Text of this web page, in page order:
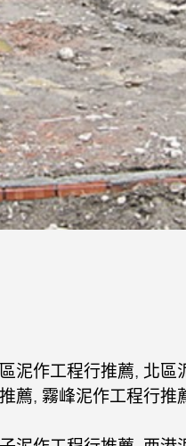
泥作工程行推薦, 北區
薦, 霧峰泥作工程行推